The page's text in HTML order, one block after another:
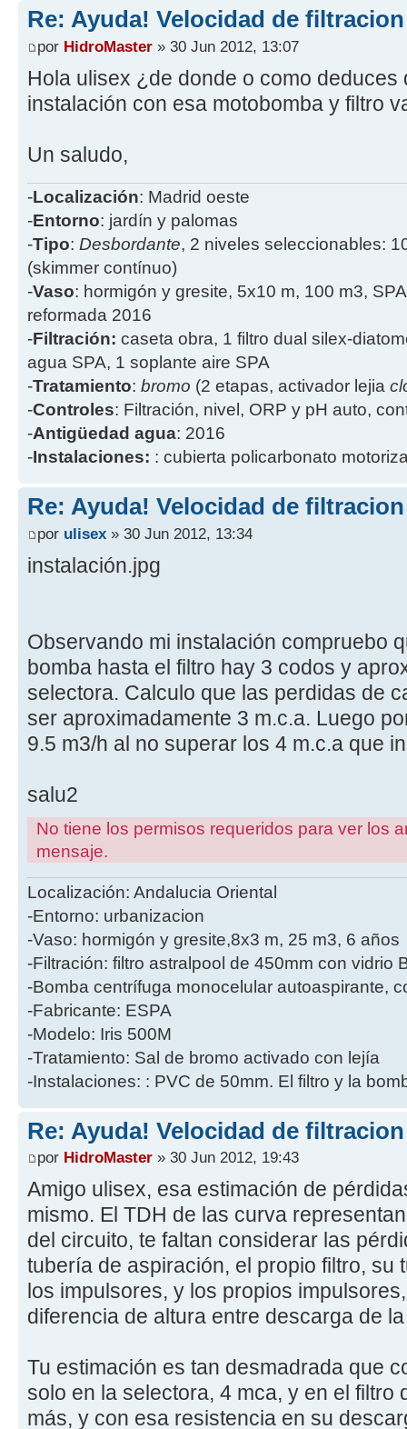
Re: Ayuda! Velocidad de
por HidroMaster » 30 Jun 2012, 13:07
Hola ulisex ¿de donde o como deduces
instalación con esa motobomba y filtro
Un saludo,
-Localización: Madrid oeste
-Entorno: jardín y palomas
-Tipo: Desbordante, 2 niveles seleccionables:
(skimmer contínuo)
-Vaso: hormigón y gresite, 5x10 m, 100 m3,
reformada 2016
-Filtración: caseta obra, 1 filtro dual silex-
agua SPA, 1 soplante aire SPA
-Tratamiento: bromo (2 etapas, activador lejia
-Controles: Filtración, nivel, ORP y pH auto,
-Antigüedad agua: 2016
-Instalaciones: : cubierta policarbonato
Re: Ayuda! Velocidad de
por ulisex » 30 Jun 2012, 13:34
instalación.jpg
Observando mi instalación compruebo
bomba hasta el filtro hay 3 codos y
selectora. Calculo que las perdidas de
ser aproximadamente 3 m.c.a. Luego
9.5 m3/h al no superar los 4 m.c.a que
salu2
No tiene los permisos requeridos para ver los
mensaje.
Localización: Andalucia Oriental
-Entorno: urbanizacion
-Vaso: hormigón y gresite,8x3 m, 25 m3, 6 años
-Filtración: filtro astralpool de 450mm con vidrio
-Bomba centrífuga monocelular autoaspirante,
-Fabricante: ESPA
-Modelo: Iris 500M
-Tratamiento: Sal de bromo activado con lejía
-Instalaciones: : PVC de 50mm. El filtro y la
Re: Ayuda! Velocidad de
por HidroMaster » 30 Jun 2012, 19:43
Amigo ulisex, esa estimación de
mismo. El TDH de las curva
del circuito, te faltan considerar las
tubería de aspiración, el propio filtro, su
los impulsores, y los propios
diferencia de altura entre descarga de
Tu estimación es tan desmadrada que
solo en la selectora, 4 mca, y en el filtro
más, y con esa resistencia en su